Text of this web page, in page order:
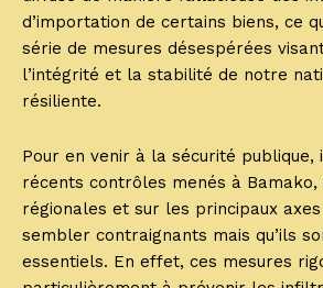
d’importation de certains biens, ce
série de mesures désespérées
l’intégrité et la stabilité de notre
résiliente.
Pour en venir à la sécurité publique,
récents contrôles menés à
régionales et sur les principaux
sembler contraignants mais qu’ils
essentiels. En effet, ces mesures